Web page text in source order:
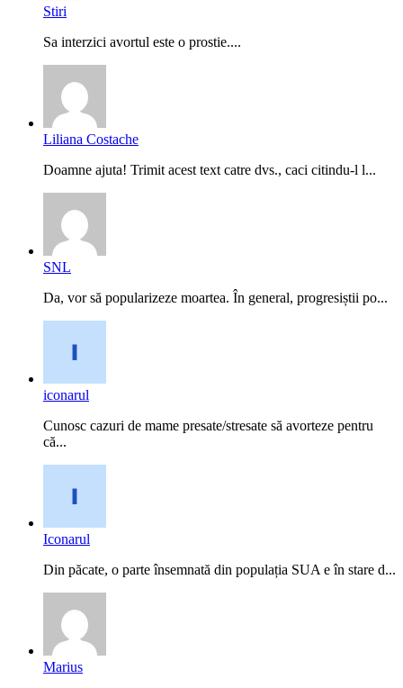
Stiri
Sa interzici avortul este o prostie....
Liliana Costache
Doamne ajuta! Trimit acest text catre dvs., caci citindu-l l...
SNL
Da, vor să popularizeze moartea. În general, progresiștii po...
iconarul
Cunosc cazuri de mame presate/stresate să avorteze pentru
că...
Iconarul
Din păcate, o parte însemnată din populația SUA e în stare d...
Marius